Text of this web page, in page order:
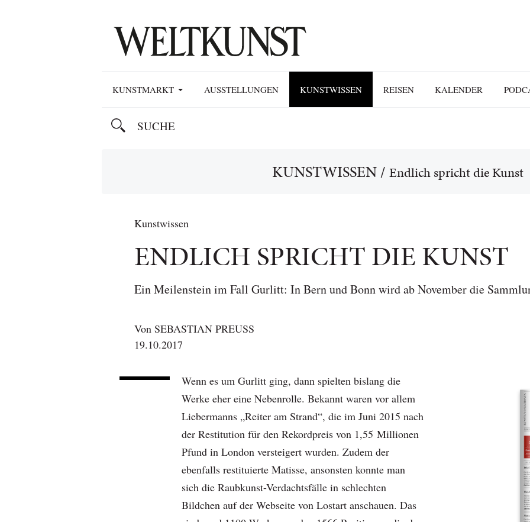
KUNSTMARKT AUSSTELLUNGEN KUNSTWISSEN REISEN KALENDER
KUNSTWISSEN/ Endlich spricht die Kunst
Kunstwissen
ENDLICH SPRICHT DIE KUNST
Ein Meilenstein im Fall Gurlitt: In Bern und Bonn wird ab November die
Von SEBASTIAN PREUSS
19.10.2017
Wenn es um Gurlitt ging, dann spielten bislang die
Werke eher eine Nebenrolle. Bekannt waren vor allem
Liebermanns „Reiter am Strand“, die im Juni 2015 nach
der Restitution für den Rekordpreis von 1,55 Millionen
Pfund in London versteigert wurden. Zudem der
ebenfalls restituierte Matisse, ansonsten konnte man
sich die Raubkunst-Verdachtsfälle in schlechten
Bildchen auf der Webseite von Lostart anschauen. Das